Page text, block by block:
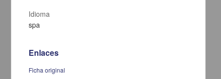
Idioma
spa
Enlaces
Ficha original